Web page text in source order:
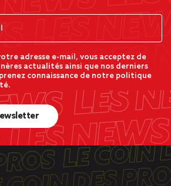
adresse e-mail, vous acceptez de
actualités ainsi que nos derniers
connaissance de notre politique